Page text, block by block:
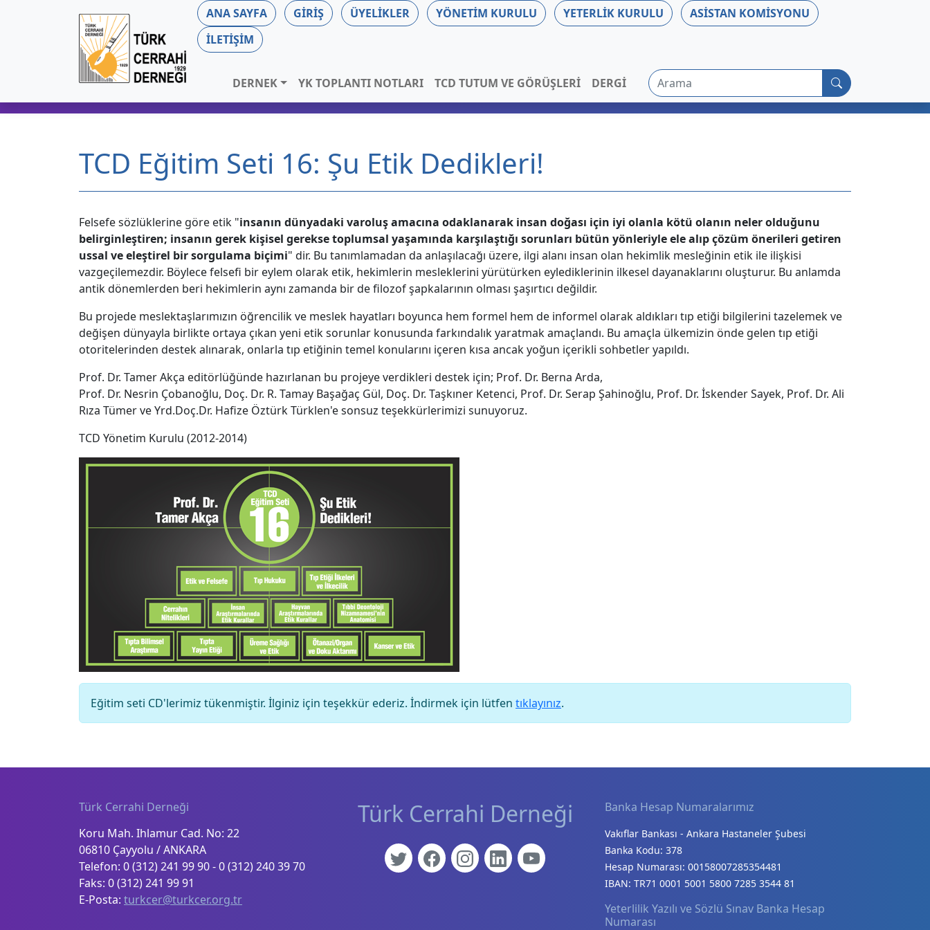
ANA SAYFA GIRIŞ ÜYELIKLER YÖNETIM KURULU YETERLIK KURULU
ASISTAN KOMISYONU
İLETIŞIM
DERNEK YK TOPLANTI NOTLARI TCD TUTUM VE GÖRÜŞLERI DERGI Arama
TCD Eğitim Seti 16: Şu Etik Dedikleri!
Felsefe sözlüklerine göre etik "insanın dünyadaki varoluş amacına odaklanarak insan doğası için iyi olanla kötü olanın neler olduğunu
belirginleştiren; insanın gerek kişisel gerekse toplumsal yaşamında karşılaştığı sorunları bütün yönleriyle ele alıp çözüm önerileri getiren
ussal ve eleştirel bir sorgulama biçimi" dir. Bu tanımlamadan da anlaşılacağı üzere, ilgi alanı insan olan hekimlik mesleğinin etik ile ilişkisi
vazgeçilemezdir. Böylece felsefi bir eylem olarak etik, hekimlerin mesleklerini yürütürken eylediklerinin ilkesel dayanaklarını oluşturur. Bu anlamda
antik dönemlerden beri hekimlerin aynı zamanda bir de filozof şapkalarının olması şaşırtıcı değildir.
Bu projede meslektaşlarımızın öğrencilik ve meslek hayatları boyunca hem formel hem de informel olarak aldıkları tıp etiği bilgilerini tazelemek ve
değişen dünyayla birlikte ortaya çıkan yeni etik sorunlar konusunda farkındalık yaratmak amaçlandı. Bu amaçla ülkemizin önde gelen tıp etiği
otoritelerinden destek alınarak, onlarla tıp etiğinin temel konularını içeren kısa ancak yoğun içerikli sohbetler yapıldı.
Prof. Dr. Tamer Akça editörlüğünde hazırlanan bu projeye verdikleri destek için; Prof. Dr. Berna Arda,
Prof. Dr. Nesrin Çobanoğlu, Doç. Dr. R. Tamay Başağaç Gül, Doç. Dr. Taşkıner Ketenci, Prof. Dr. Serap Şahinoğlu, Prof. Dr. İskender Sayek, Prof. Dr. Ali
Rıza Tümer ve Yrd.Doç.Dr. Hafize Öztürk Türklen'e sonsuz teşekkürlerimizi sunuyoruz.
TCD Yönetim Kurulu (2012-2014)
Eğitim seti CD'lerimiz tükenmiştir. İlginiz için teşekkür ederiz. İndirmek için lütfen tıklayınız.
Türk Cerrahi Derneği
Koru Mah. Ihlamur Cad. No: 22
06810 Çayyolu / ANKARA
Telefon: 0 (312) 241 99 90 - 0 (312) 240 39 70
Faks: 0 (312) 241 99 91
E-Posta: turkcer@turkcer.org.tr
Türk Cerrahi Derneği Banka Hesap Numaralarımız
Vakıflar Bankası - Ankara Hastaneler Şubesi
Banka Kodu: 378
Hesap Numarası: 00158007285354481
IBAN: TR71 0001 5001 5800 7285 3544 81
Yeterlilik Yazılı ve Sözlü Sınav Banka Hesap
Numarası